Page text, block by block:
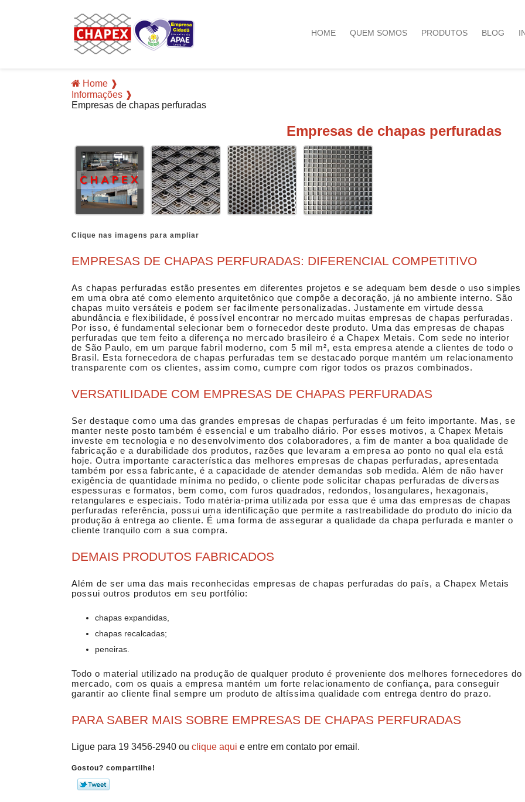
HOME QUEM SOMOS PRODUTOS BLOG
Home ❱
Informações ❱
Empresas de chapas perfuradas
Empresas de chapas perfuradas
Clique nas imagens para ampliar
EMPRESAS DE CHAPAS PERFURADAS: DIFERENCIAL COMPETITIVO
As chapas perfuradas estão presentes em diferentes projetos e se adequam bem desde o uso simples
em uma obra até como elemento arquitetônico que compõe a decoração, já no ambiente interno. São
chapas muito versáteis e podem ser facilmente personalizadas. Justamente em virtude dessa
abundância e flexibilidade, é possível encontrar no mercado muitas empresas de chapas perfuradas.
Por isso, é fundamental selecionar bem o fornecedor deste produto. Uma das empresas de chapas
perfuradas que tem feito a diferença no mercado brasileiro é a Chapex Metais. Com sede no interior
de São Paulo, em um parque fabril moderno, com 5 mil m², esta empresa atende a clientes de todo o
Brasil. Esta fornecedora de chapas perfuradas tem se destacado porque mantém um relacionamento
transparente com os clientes, assim como, cumpre com rigor todos os prazos combinados.
VERSATILIDADE COM EMPRESAS DE CHAPAS PERFURADAS
Ser destaque como uma das grandes empresas de chapas perfuradas é um feito importante. Mas, se
manter neste posto também é essencial e um trabalho diário. Por esses motivos, a Chapex Metais
investe em tecnologia e no desenvolvimento dos colaboradores, a fim de manter a boa qualidade de
fabricação e a durabilidade dos produtos, razões que levaram a empresa ao ponto no qual ela está
hoje. Outra importante característica das melhores empresas de chapas perfuradas, apresentada
também por essa fabricante, é a capacidade de atender demandas sob medida. Além de não haver
exigência de quantidade mínima no pedido, o cliente pode solicitar chapas perfuradas de diversas
espessuras e formatos, bem como, com furos quadrados, redondos, losangulares, hexagonais,
retangulares e especiais. Todo matéria-prima utilizada por essa que é uma das empresas de chapas
perfuradas referência, possui uma identificação que permite a rastreabilidade do produto do início da
produção à entrega ao cliente. É uma forma de assegurar a qualidade da chapa perfurada e manter o
cliente tranquilo com a sua compra.
DEMAIS PRODUTOS FABRICADOS
Além de ser uma das mais reconhecidas empresas de chapas perfuradas do país, a Chapex Metais
possui outros produtos em seu portfólio:
chapas expandidas,
chapas recalcadas;
peneiras.
Todo o material utilizado na produção de qualquer produto é proveniente dos melhores fornecedores do
mercado, com os quais a empresa mantém um forte relacionamento de confiança, para conseguir
garantir ao cliente final sempre um produto de altíssima qualidade com entrega dentro do prazo.
PARA SABER MAIS SOBRE EMPRESAS DE CHAPAS PERFURADAS
Ligue para 19 3456-2940 ou clique aqui e entre em contato por email.
Gostou? compartilhe!